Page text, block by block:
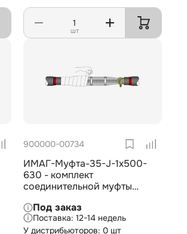
шт
900000-00734
ИМАГ-Муфта-35-J-1х500-
630 - комплект
соединительной муфты
жильного кабеля с
изоляцией из СПЭ на 35 кВ,
Под заказ
12-14 недель
У дистрибьюторов: 0 шт